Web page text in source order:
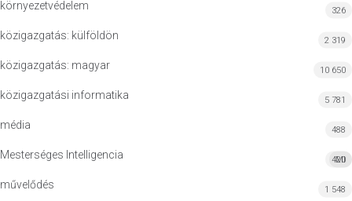
környezetvédelem 326
közigazgatás: külföldön 2 319
közigazgatás: magyar 10 650
közigazgatási informatika 5 781
média 488
Mesterséges Intelligencia MI
420
művelődés 1 548